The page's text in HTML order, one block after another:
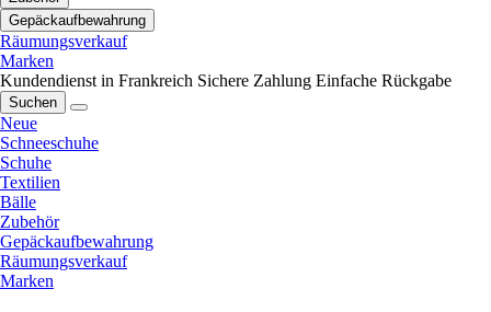
Gepäckaufbewahrung
Räumungsverkauf
Marken
Kundendienst in Frankreich Sichere Zahlung Einfache Rückgabe
Suchen
Neue
Schneeschuhe
Schuhe
Textilien
Bälle
Zubehör
Gepäckaufbewahrung
Räumungsverkauf
Marken